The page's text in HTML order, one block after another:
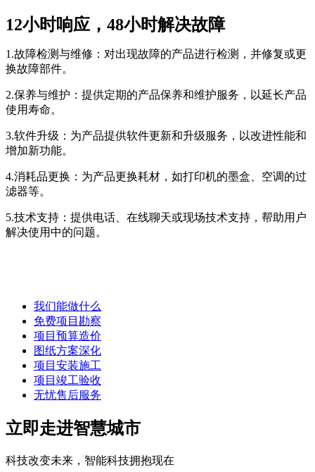
12小时响应，48小时解决故障
1.故障检测与维修：对出现故障的产品进行检测，并修复或更
换故障部件。
2.保养与维护：提供定期的产品保养和维护服务，以延长产品
使用寿命。
3.软件升级：为产品提供软件更新和升级服务，以改进性能和
增加新功能。
4.消耗品更换：为产品更换耗材，如打印机的墨盒、空调的过
滤器等。
5.技术支持：提供电话、在线聊天或现场技术支持，帮助用户
解决使用中的问题。
我们能做什么
免费项目勘察
项目预算造价
图纸方案深化
项目安装施工
项目竣工验收
无忧售后服务
立即走进智慧城市
科技改变未来，智能科技拥抱现在